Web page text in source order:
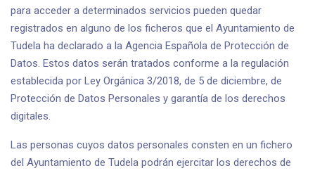
para acceder a determinados servicios pueden quedar
registrados en alguno de los ficheros que el Ayuntamiento de
Tudela ha declarado a la Agencia Española de Protección de
Datos. Estos datos serán tratados conforme a la regulación
establecida por Ley Orgánica 3/2018, de 5 de diciembre, de
Protección de Datos Personales y garantía de los derechos
digitales.
Las personas cuyos datos personales consten en un fichero
del Ayuntamiento de Tudela podrán ejercitar los derechos de